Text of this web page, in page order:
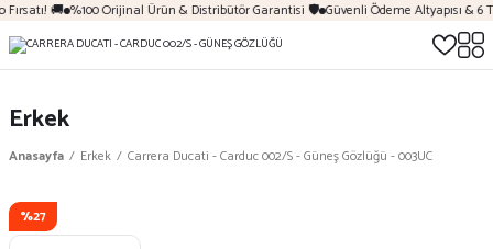
🚚 %100 Orijinal Ürün & Distribütör Garantisi 🛡️ Güvenli Ödeme Altyapısı & 6
Erkek
Anasayfa Erkek Carrera Ducati - Carduc 002/S - Güneş Gözlüğü - 003UC
%27